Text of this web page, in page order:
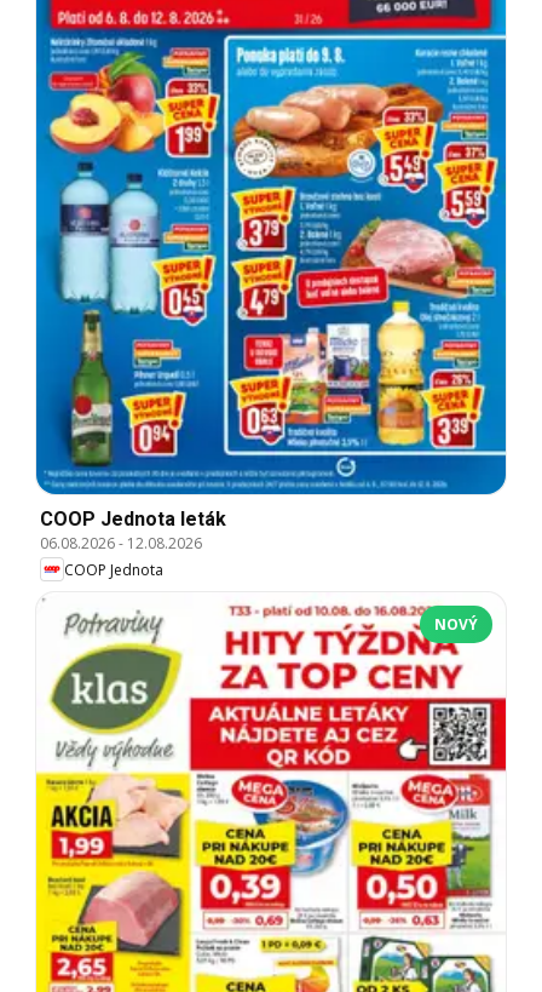
COOP Jednota leták
06.08.2026- 12.08.2026
COOP Jednota
NOVÝ